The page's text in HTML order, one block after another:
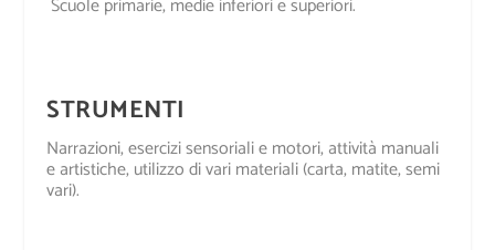
STRUMENTI
Narrazioni, esercizi sensoriali e motori, attività manuali
e artistiche, utilizzo di vari materiali (carta, matite, semi
vari).